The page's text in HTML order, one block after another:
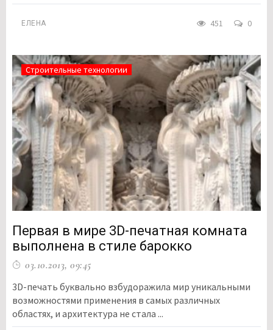
ЕЛЕНА 451 0
Строительные технологии
Первая в мире 3D-печатная комната
выполнена в стиле барокко
03.10.2013, 09:45
3D-печать буквально взбудоражила мир уникальными
возможностями применения в самых различных
областях, и архитектура не стала ...